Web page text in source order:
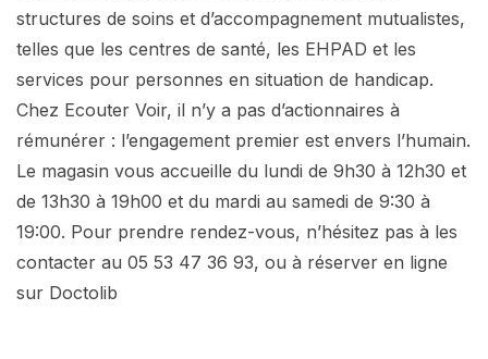
structures de soins et d’accompagnement mutualistes,
telles que les centres de santé, les EHPAD et les
services pour personnes en situation de handicap.
Chez Ecouter Voir, il n’y a pas d’actionnaires à
rémunérer : l’engagement premier est envers l’humain.
Le magasin vous accueille du lundi de 9h30 à 12h30 et
de 13h30 à 19h00 et du mardi au samedi de 9:30 à
19:00. Pour prendre rendez-vous, n’hésitez pas à les
contacter au 05 53 47 36 93, ou à réserver en ligne
sur Doctolib